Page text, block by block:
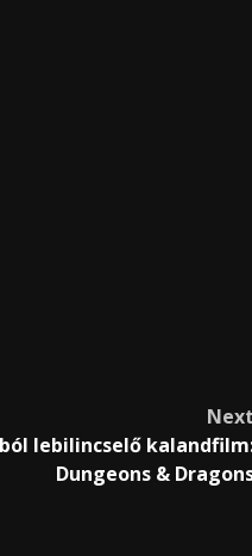
Next
lebilincselő
Dungeons &